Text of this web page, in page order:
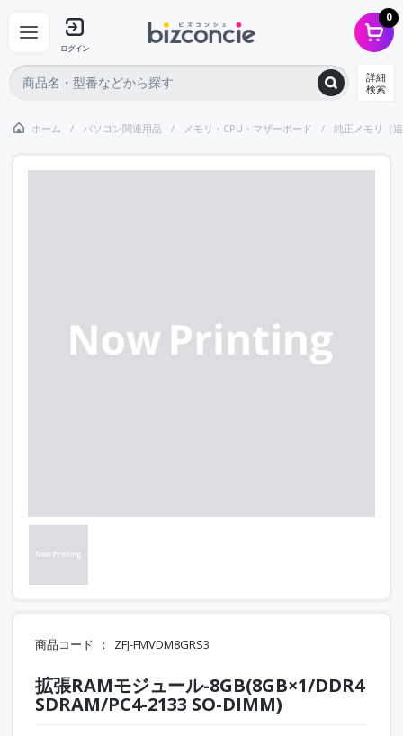
ログイン
0
詳細
検索
ホーム パソコン関連用品 メモリ・CPU・マザーボード 純正メモリ（
商品コード ZFJ-FMVDM8GRS3
拡張RAMモジュール-8GB(8GB×1/DDR4
SDRAM/PC4-2133 SO-DIMM)